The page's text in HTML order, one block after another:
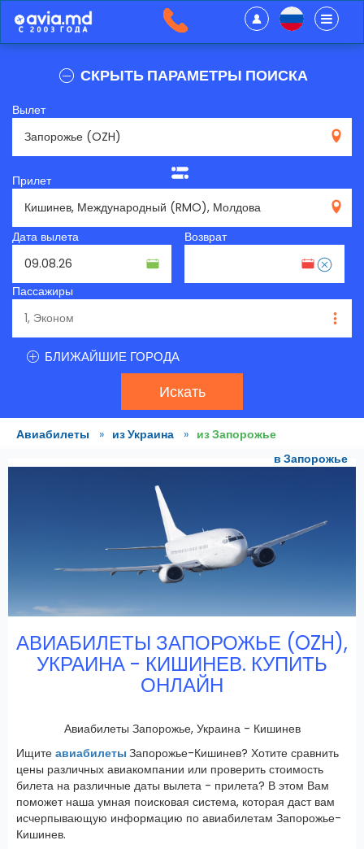
СКРЫТЬ ПАРАМЕТРЫ ПОИСКА
Вылет
Прилет
Дата вылета
Возврат
Пассажиры
БЛИЖАЙШИЕ ГОРОДА
Искать
Авиабилеты » из Украина » из Запорожье
в Запорожье
АВИАБИЛЕТЫ ЗАПОРОЖЬЕ (OZH),
УКРАИНА - КИШИНЕВ. КУПИТЬ
ОНЛАЙН
Авиабилеты Запорожье, Украина - Кишинев
Ищите авиабилеты Запорожье-Кишинев? Хотите сравнить
цены различных авиакомпании или проверить стоимость
билета на различные даты вылета - прилета? В этом Вам
поможет наша умная поисковая система, которая даст вам
исчерпывающую информацию по авиабилетам Запорожье-
Кишинев.